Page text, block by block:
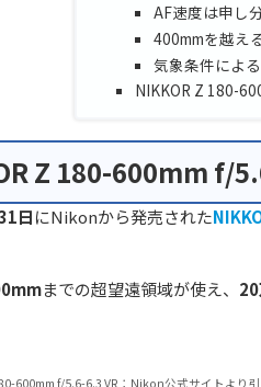
AF速度は申し
400mmを越え
気象条件によ
NIKKOR Z 180-
Z 180-600mm f/
日にNikonから発売された
までの超望遠領域が使え、
600mm f/5.6-6.3 VR：Nikon公式サイトより